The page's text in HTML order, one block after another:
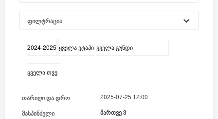
ფილტრაცია
2025-07-25 12:00
მართვე 3